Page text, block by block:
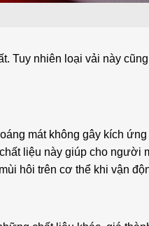
Tuy nhiên loại vải này
mát không gây kích ứng
liệu này giúp cho người
hôi trên cơ thể khi vận